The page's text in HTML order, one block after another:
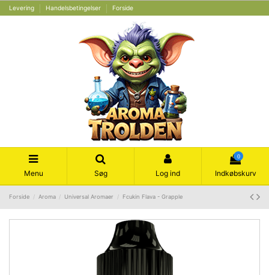
Levering Handelsbetingelser Forside
Menu Søg Log ind
0
Indkøbskurv
Forside Aroma Universal Aromaer Fcukin Flava - Grapple